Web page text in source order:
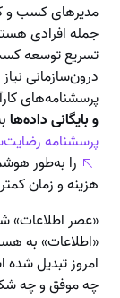
مدیرهای کسب و
جمله افرادی
تسریع توسعه
درون‌سازمانی نیاز
پرسشنامه‌های‌
و بایگانی داده‌ها
پرسشنامه
را به‌طور
هزینه و زمان
«عصر اطلاعات»
«اطلاعات» به
امروز تبدیل
چه موفق و چه